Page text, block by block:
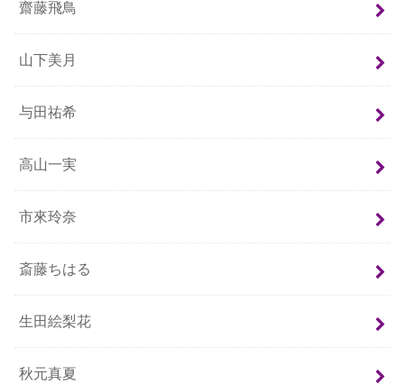
齋藤飛鳥
山下美月
与田祐希
高山一実
市來玲奈
斎藤ちはる
生田絵梨花
秋元真夏